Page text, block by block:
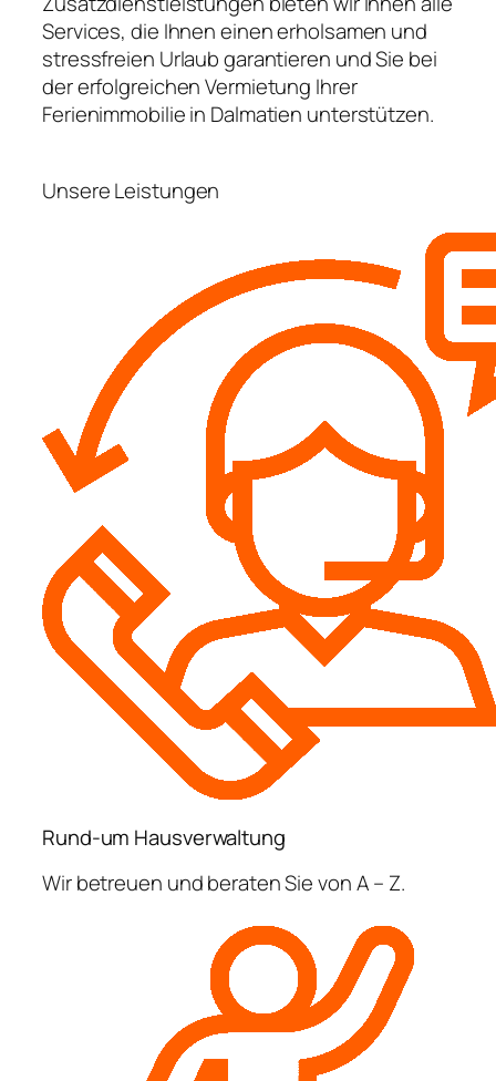
Services, die Ihnen einen erholsamen und
stressfreien Urlaub garantieren und Sie bei
der erfolgreichen Vermietung Ihrer
Ferienimmobilie in Dalmatien unterstützen.
Unsere Leistungen
Rund-um Hausverwaltung
Wir betreuen und beraten Sie von A – Z.